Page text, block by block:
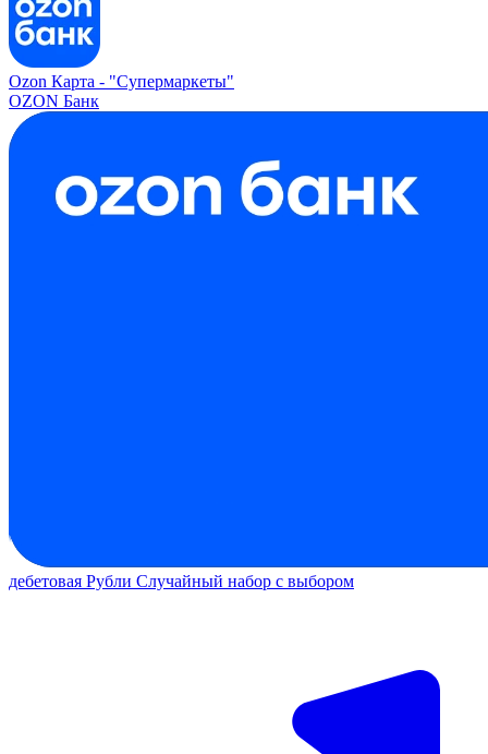
Ozon Карта - "Супермаркеты"
OZON Банк
дебетовая Рубли Случайный набор с выбором